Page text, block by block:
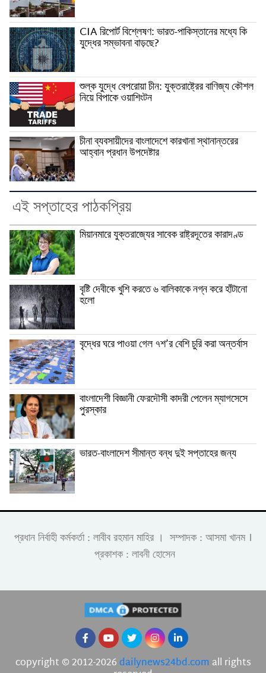
CIA রিপোর্ট বিশ্লেষণ: ভারত-পাকিস্তানের মধ্যে কি
যুদ্ধের সম্ভাবনা বাড়ছে?
শুল্ক যুদ্ধে বেপরোয়া চীন: যুক্তরাষ্ট্রের বাণিজ্য কৌশল
নিয়ে বিপাকে ওয়াশিংটন
চীনা ব্যবসায়ীদের বাংলাদেশে কারখানা স্থানান্তরের
আহ্বান প্রধান উপদেষ্টার
এই সপ্তাহের পাঠকপ্রিয়
মিয়ানমারে যুক্তরাজ্যের সাবেক রাষ্ট্রদূতের কারাদণ্ড
বৃষ্টি দেবীকে খুশি করতে ৬ বালিকাকে নগ্ন করে হাঁটানো
হলো
বৃদ্ধের ঘরে পাওয়া গেল ৭শ’র বেশি চুরি করা অন্তর্বাস
বাংলাদেশী বিজ্ঞানী ফেরদৌসী কাদরী পেলেন ম্যাগসেসে
পুরস্কার
ভারত-বাংলাদেশ সীমান্ত বন্ধ দুই সপ্তাহের জন্য
প্রধান নির্বাহী কর্মকর্তা : লাবীব রহমান মাহির । সম্পাদক : আসমা খানম ।
প্রকাশক : লাবনী হোসেন
copyright © 2012-2026dailynews24bd.com all rights